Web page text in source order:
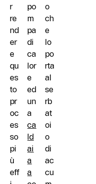
r
re
nd
er
e
qu
es
to
pr
oc
es
so
pi
ù
eff
po
m
pa
di
ca
lor
e
ed
un
a
ca
ld
ai
a
a
o
ch
e
lo
po
rta
al
se
rb
at
oi
o
di
ac
cu